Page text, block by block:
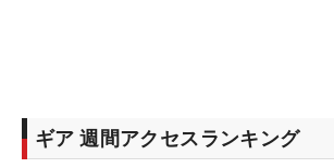
ギア 週間アクセスランキング